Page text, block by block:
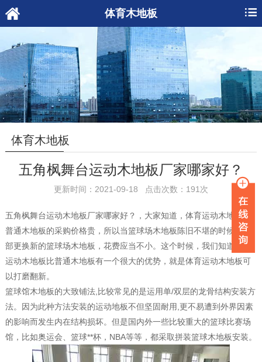
体育木地板
体育木地板
五角枫舞台运动木地板厂家哪家好？
更新时间：2021-09-18 点击次数：191次
五角枫舞台运动木地板厂家哪家好？，大家知道，体育运动木地板比
普通木地板的采购价格贵，所以当篮球场木地板陈旧不堪的时候，全
部更换新的篮球场木地板，花费应当不小。这个时候，我们知道体育
运动木地板比普通木地板有一个很大的优势，就是体育运动木地板可
以打磨翻新。
篮球馆木地板的大致铺法,比较常见的是运用单/双层的龙骨结构安装方
法。因为此种方法安装的运动地板不但坚固耐用,更不易遭到外界因素
的影响而发生内在结构损坏。但是国内外一些比较重大的篮球比赛场
馆，比如奥运会、篮球**杯，NBA等等，都采取拼装篮球木地板安装。